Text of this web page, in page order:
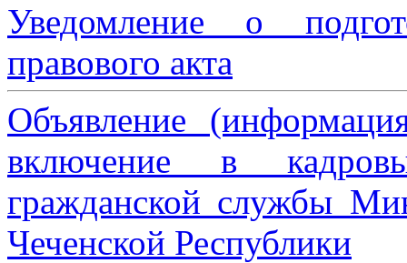
Уведомление о
правового акта
Объявление
включение в
гражданской службы
Чеченской Республики